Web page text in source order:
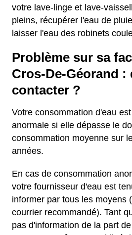
votre lave-linge et lave-
pleins, récupérer l'eau de
laisser l'eau des robinets
Problème sur sa
Cros-De-Géorand :
contacter ?
Votre consommation d'eau
anormale si elle dépasse le
consommation moyenne sur
années.
En cas de consommation
votre fournisseur d'eau est
informer par tous les moyens
courrier recommandé). Tant
pas d'information de la part